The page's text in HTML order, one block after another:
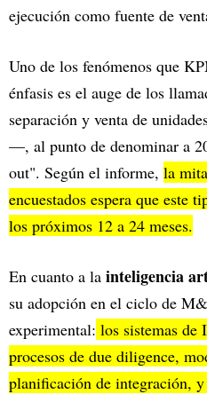
ejecución como fuente de
Uno de los fenómenos que
énfasis es el auge de los
separación y venta de
—, al punto de denominar a
out". Según el informe, la
encuestados espera que este
los próximos 12 a 24 meses.
En cuanto a la inteligencia
su adopción en el ciclo de
experimental: los sistemas de
procesos de due diligence,
planificación de integración,